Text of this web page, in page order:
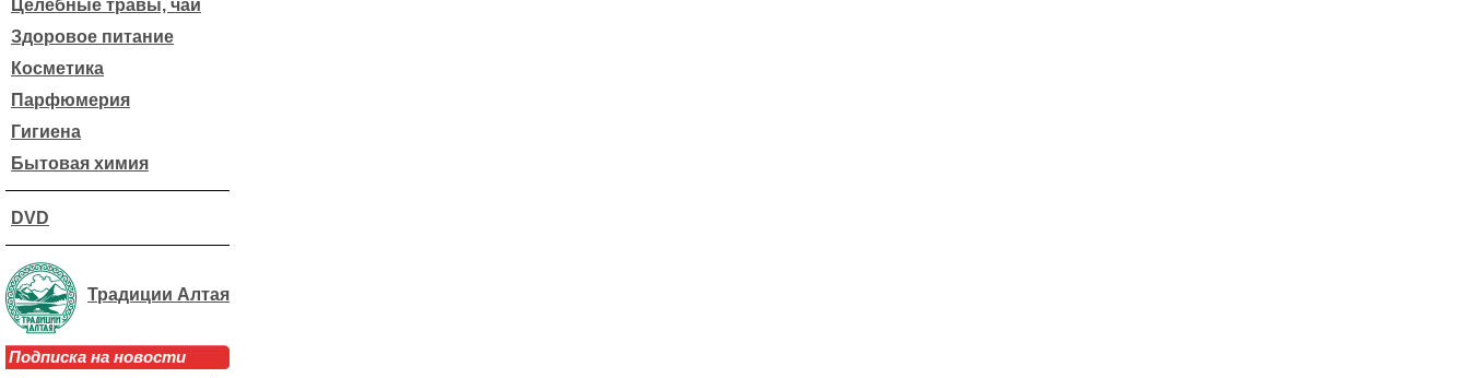
Целебные травы, чаи
Здоровое питание
Косметика
Парфюмерия
Гигиена
Бытовая химия
DVD
Традиции Алтая
Подписка на новости